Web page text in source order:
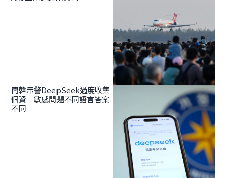
南韓示警DeepSeek過度收集
個資 敏感問題不同語言答案
不同